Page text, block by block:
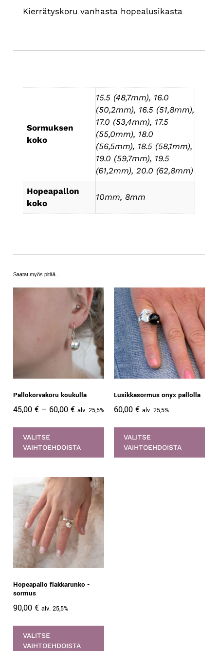
Kierrätyskoru vanhasta hopealusikasta
Sormuksen
koko
15.5 (48,7mm), 16.0
(50,2mm), 16.5 (51,8mm),
17.0 (53,4mm), 17.5
(55,0mm), 18.0
(56,5mm), 18.5 (58,1mm),
19.0 (59,7mm), 19.5
(61,2mm), 20.0 (62,8mm)
Hopeapallon
koko
10mm, 8mm
Saatat myös pitää...
Pallokorvakoru koukulla
45,00 € – 60,00 € alv. 25,5%
VALITSE
VAIHTOEHDOISTA
Lusikkasormus onyx pallolla
60,00 € alv. 25,5%
VALITSE
VAIHTOEHDOISTA
Hopeapallo flakkarunko -
sormus
90,00 € alv. 25,5%
VALITSE
VAIHTOEHDOISTA